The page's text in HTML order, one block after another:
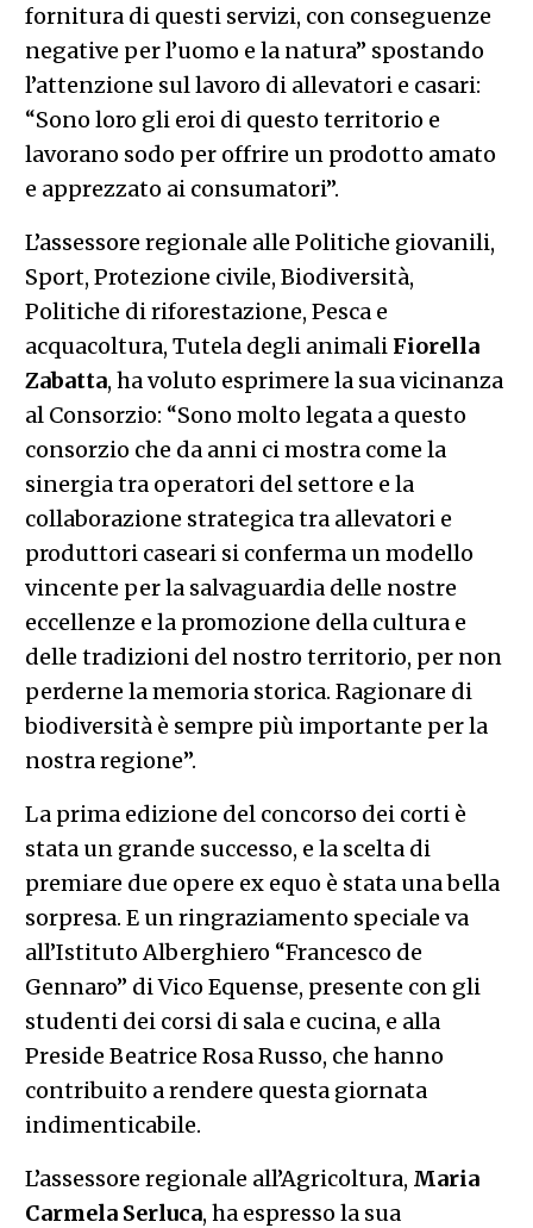
fornitura di questi servizi, con conseguenze
negative per l’uomo e la natura” spostando
l’attenzione sul lavoro di allevatori e casari:
“Sono loro gli eroi di questo territorio e
lavorano sodo per offrire un prodotto amato
e apprezzato ai consumatori”.
L’assessore regionale alle Politiche giovanili,
Sport, Protezione civile, Biodiversità,
Politiche di riforestazione, Pesca e
acquacoltura, Tutela degli animali Fiorella
Zabatta, ha voluto esprimere la sua vicinanza
al Consorzio: “Sono molto legata a questo
consorzio che da anni ci mostra come la
sinergia tra operatori del settore e la
collaborazione strategica tra allevatori e
produttori caseari si conferma un modello
vincente per la salvaguardia delle nostre
eccellenze e la promozione della cultura e
delle tradizioni del nostro territorio, per non
perderne la memoria storica. Ragionare di
biodiversità è sempre più importante per la
nostra regione”.
La prima edizione del concorso dei corti è
stata un grande successo, e la scelta di
premiare due opere ex equo è stata una bella
sorpresa. E un ringraziamento speciale va
all’Istituto Alberghiero “Francesco de
Gennaro” di Vico Equense, presente con gli
studenti dei corsi di sala e cucina, e alla
Preside Beatrice Rosa Russo, che hanno
contribuito a rendere questa giornata
indimenticabile.
L’assessore regionale all’Agricoltura, Maria
Carmela Serluca, ha espresso la sua